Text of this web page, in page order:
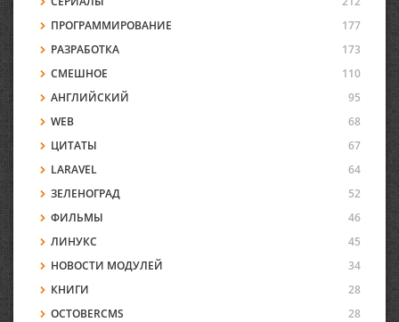
ПРОГРАММИРОВАНИЕ
177
РАЗРАБОТКА
173
СМЕШНОЕ
110
АНГЛИЙСКИЙ
95
WEB
68
ЦИТАТЫ
67
LARAVEL
64
ЗЕЛЕНОГРАД
52
ФИЛЬМЫ
46
ЛИНУКС
45
НОВОСТИ МОДУЛЕЙ
34
КНИГИ
28
OCTOBERCMS
28